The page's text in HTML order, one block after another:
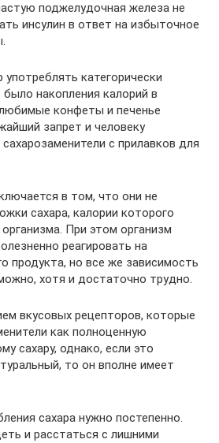
поджелудочная железа не
инсулин в ответ на избыточное
употреблять категорически
накопления калорий в
конфеты и печенье
запрет и человеку
с прилавков для
в том, что они не
сахара, калории которого
При этом организм
реагировать на
продукта, но все же зависимость
хотя и достаточно трудно.
вкусовых рецепторов, которые
как полноценную
сахару, однако, если это
то он вполне имеет
сахара нужно постепенно.
и расстаться с лишними